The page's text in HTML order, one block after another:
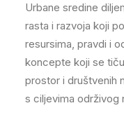
Urbane sredine
rasta i razvoja koji
resursima, pravdi i
koncepte koji se
prostor i društvenih
s ciljevima održivog